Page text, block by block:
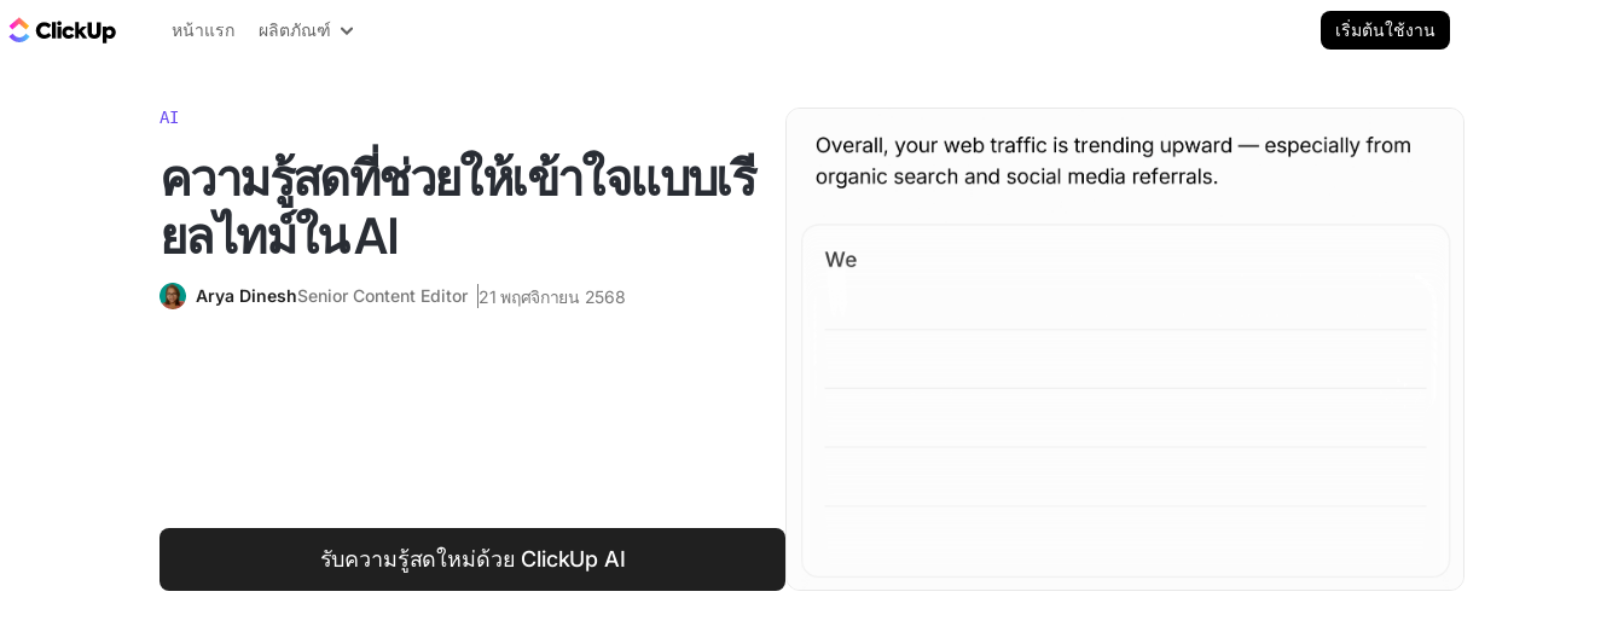
บล็อก ClickUp
หน้าแรก ผลิตภัณฑ์ เริ่มต้นใช้งาน
AI
ความรู้สดที่ช่วยให้เข้าใจแบบเรี
ยลไทม์ใน AI
Arya DineshSenior Content Editor 21 พฤศจิกายน 2568
รับความรู้สดใหม่ด้วย ClickUp AI